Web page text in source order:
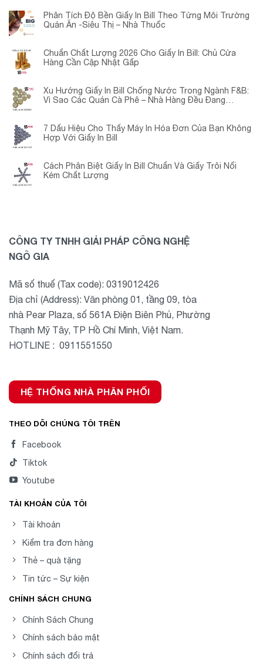
Phân Tích Độ Bền Giấy In Bill Theo Từng Môi Trường
Quán Ăn -Siêu Thị – Nhà Thuốc
Chuẩn Chất Lượng 2026 Cho Giấy In Bill: Chủ Cửa
Hàng Cần Cập Nhật Gấp
Xu Hướng Giấy In Bill Chống Nước Trong Ngành F&B:
Vì Sao Các Quán Cà Phê – Nhà Hàng Đều Đang
7 Dấu Hiệu Cho Thấy Máy In Hóa Đơn Của Bạn Không
Hợp Với Giấy In Bill
Cách Phân Biệt Giấy In Bill Chuẩn Và Giấy Trôi Nổi
Kém Chất Lượng
CÔNG TY TNHH GIẢI PHÁP CÔNG NGHỆ
NGÔ GIA
Mã số thuế (Tax code): 0319012426
Địa chỉ (Address): Văn phòng 01, tầng 09, tòa
nhà Pear Plaza, số 561A Điện Biên Phủ, Phường
Thạnh Mỹ Tây, TP Hồ Chí Minh, Việt Nam.
HOTLINE : 0911551550
HỆ THỐNG NHÀ PHÂN PHỐI
THEO DÕI CHÚNG TÔI TRÊN
Facebook
Tiktok
Youtube
TÀI KHOẢN CỦA TÔI
Tài khoản
Kiểm tra đơn hàng
Thẻ – quà tặng
Tin tức – Sự kiện
CHÍNH SÁCH CHUNG
Chính Sách Chung
Chính sách bảo mật
Chính sách đổi trả